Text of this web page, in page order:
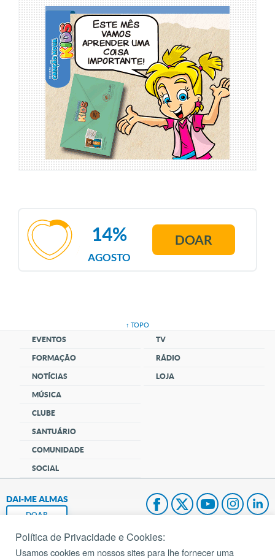
AGOSTO
14% DOAR
↑ TOPO
EVENTOS
FORMAÇÃO
NOTÍCIAS
MÚSICA
CLUBE
SANTUÁRIO
COMUNIDADE
SOCIAL
TV
RÁDIO
LOJA
DAI-ME ALMAS
DOAR
Fundação João Paulo II
Política de Privacidade e Cookies:
Usamos cookies em nossos sites para lhe fornecer uma